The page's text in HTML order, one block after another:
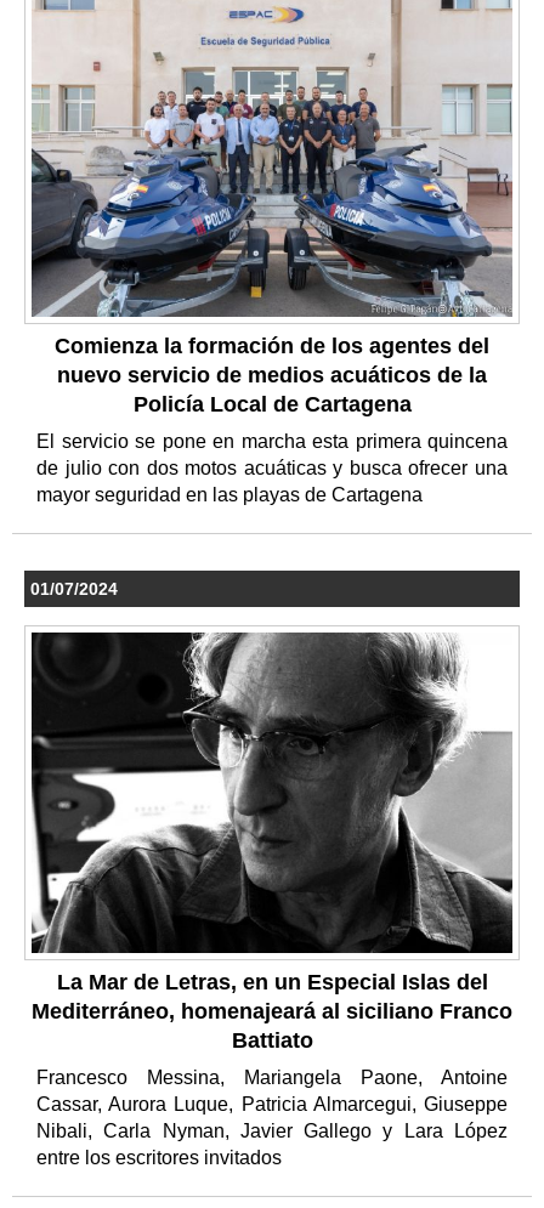
Comienza la formación de los agentes del
nuevo servicio de medios acuáticos de la
Policía Local de Cartagena
El servicio se pone en marcha esta primera quincena
de julio con dos motos acuáticas y busca ofrecer una
mayor seguridad en las playas de Cartagena
01/07/2024
La Mar de Letras, en un Especial Islas del
Mediterráneo, homenajeará al siciliano Franco
Battiato
Francesco Messina, Mariangela Paone, Antoine
Cassar, Aurora Luque, Patricia Almarcegui, Giuseppe
Nibali, Carla Nyman, Javier Gallego y Lara López
entre los escritores invitados